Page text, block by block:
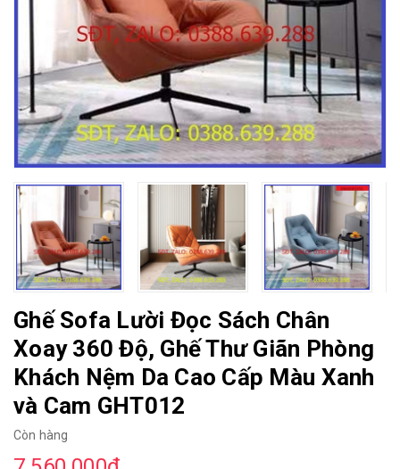
Ghế Sofa Lười Đọc Sách Chân
Xoay 360 Độ, Ghế Thư Giãn Phòng
Khách Nệm Da Cao Cấp Màu Xanh
và Cam GHT012
Còn hàng